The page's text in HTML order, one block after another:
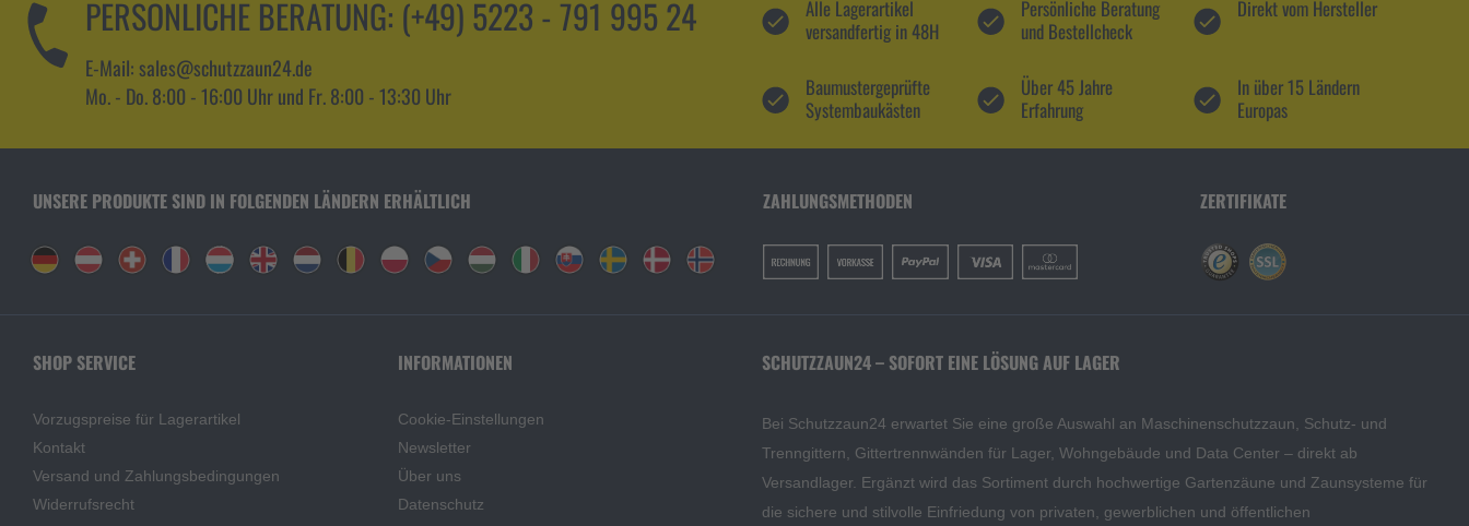
PERSÖNLICHE BERATUNG: (+49) 5223 - 791 995 24
E-Mail: sales@schutzzaun24.de
Mo. - Do. 8:00 - 16:00 Uhr und Fr. 8:00 - 13:30 Uhr
Alle Lagerartikel
versandfertig in 48H
Persönliche Beratung
und Bestellcheck
Direkt vom Hersteller
Baumustergeprüfte
Systembaukästen
Über 45 Jahre
Erfahrung
In über 15 Ländern
Europas
UNSERE PRODUKTE SIND IN FOLGENDEN LÄNDERN ERHÄLTLICH ZAHLUNGSMETHODEN ZERTIFIKATE
SHOP SERVICE
Vorzugspreise für Lagerartikel
Kontakt
Versand und Zahlungsbedingungen
Widerrufsrecht
INFORMATIONEN
Cookie-Einstellungen
Newsletter
Über uns
Datenschutz
SCHUTZZAUN24 – SOFORT EINE LÖSUNG AUF LAGER
Bei Schutzzaun24 erwartet Sie eine große Auswahl an Maschinenschutzzaun, Schutz- und
Trenngittern, Gittertrennwänden für Lager, Wohngebäude und Data Center – direkt ab
Versandlager. Ergänzt wird das Sortiment durch hochwertige Gartenzäune und Zaunsysteme für
die sichere und stilvolle Einfriedung von privaten, gewerblichen und öffentlichen